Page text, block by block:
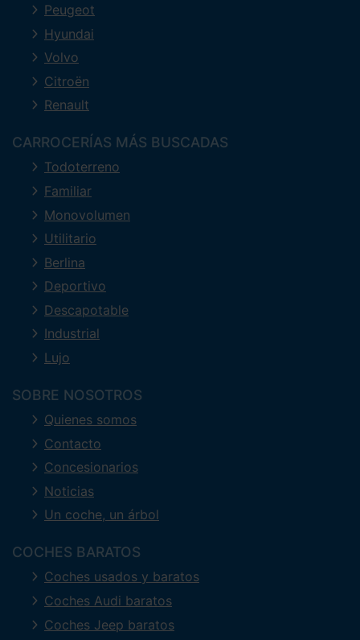
Peugeot
Hyundai
Volvo
Citroën
Renault
CARROCERÍAS MÁS BUSCADAS
Todoterreno
Familiar
Monovolumen
Utilitario
Berlina
Deportivo
Descapotable
Industrial
Lujo
SOBRE NOSOTROS
Quienes somos
Contacto
Concesionarios
Noticias
Un coche, un árbol
COCHES BARATOS
Coches usados y baratos
Coches Audi baratos
Coches Jeep baratos